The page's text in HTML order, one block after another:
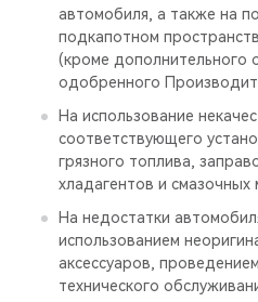
автомобиля, а также на
подкапотном
(кроме дополнительного
одобренного
На использование
соответствующего
грязного топлива,
хладагентов и смазочных
На недостатки
использованием
аксессуаров,
технического